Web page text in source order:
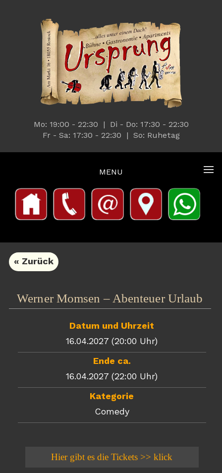
Mo: 19:00 - 22:30 | Di - Do: 17:30 - 22:30
Fr - Sa: 17:30 - 22:30 | So: Ruhetag
MENU
« Zurück
Werner Momsen – Abenteuer Urlaub
Datum und Uhrzeit
16.04.2027 (20:00 Uhr)
Ende ca.
16.04.2027 (22:00 Uhr)
Kategorie
Comedy
Hier gibt es die Tickets >> klick